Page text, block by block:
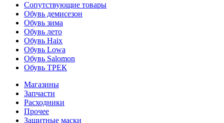
Сопутствующие товары
Обувь демисезон
Обувь зима
Обувь лето
Обувь Haix
Обувь Lowa
Обувь Salomon
Обувь ТРЕК
Магазины
Запчасти
Расходники
Прочее
Защитные маски